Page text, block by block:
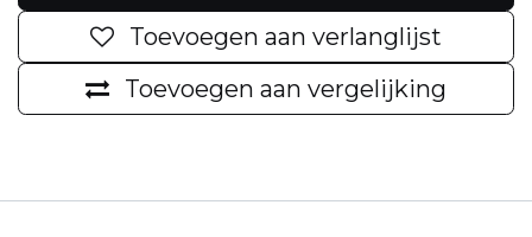
Toevoegen aan vergelijking
Toevoegen aan verlanglijst